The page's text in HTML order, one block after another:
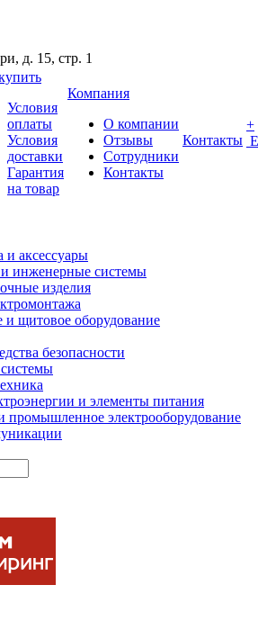
д. 15, стр. 1
Условия
оплаты
Условия
доставки
Гарантия
на товар
Компания
О компании
Отзывы
Сотрудники
Контакты
Контакты
+
и аксессуары
инженерные системы
изделия
и щитовое оборудование
безопасности
и элементы питания
промышленное электрооборудование